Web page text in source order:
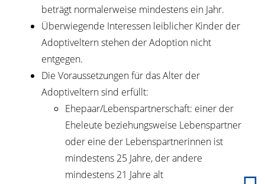
beträgt normalerweise mindestens ein Jahr.
Überwiegende Interessen leiblicher Kinder der
Adoptiveltern stehen der Adoption nicht
entgegen.
Die Voraussetzungen für das Alter der
Adoptiveltern sind erfüllt:
Ehepaar/Lebenspartnerschaft: einer der
Eheleute beziehungsweise Lebenspartner
oder eine der Lebenspartnerinnen ist
mindestens 25 Jahre, der andere
mindestens 21 Jahre alt